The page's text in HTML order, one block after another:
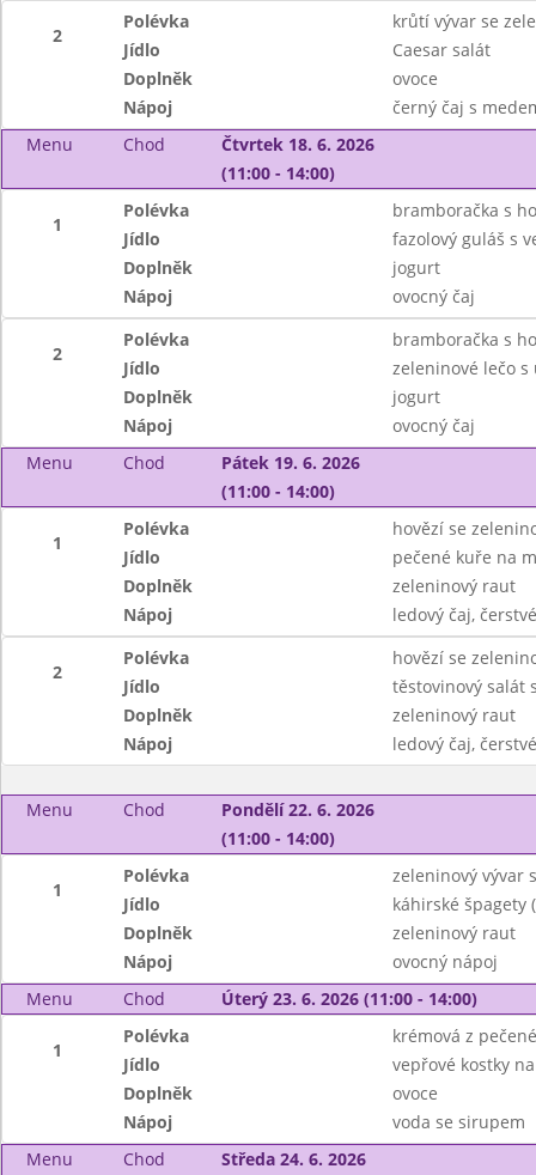
2
Polévka
krůtí vývar se
Jídlo
Caesar salát
Doplněk
ovoce
Nápoj
černý čaj s
Menu
Chod
Čtvrtek 18. 6. 2026
(11:00 - 14:00)
1
Polévka
bramboračka s
Jídlo
fazolový guláš s
Doplněk
jogurt
Nápoj
ovocný čaj
2
Polévka
bramboračka s
Jídlo
zeleninové lečo
Doplněk
jogurt
Nápoj
ovocný čaj
Menu
Chod
Pátek 19. 6. 2026
(11:00 - 14:00)
1
Polévka
hovězí se
Jídlo
pečené kuře na
Doplněk
zeleninový raut
Nápoj
ledový čaj,
2
Polévka
hovězí se
Jídlo
těstovinový salát
Doplněk
zeleninový raut
Nápoj
ledový čaj,
Menu Chod
Pondělí 22. 6. 2026
(11:00 - 14:00)
1
Polévka
zeleninový vývar
Jídlo
káhirské špagety
Doplněk
zeleninový raut
Nápoj
ovocný nápoj
Menu
Chod Úterý 23. 6. 2026 (11:00 - 14:00)
1
Polévka
krémová z
Jídlo
vepřové kostky
Doplněk
ovoce
Nápoj
voda se sirupem
Menu
Chod
Středa 24. 6. 2026